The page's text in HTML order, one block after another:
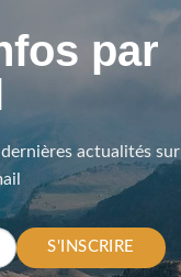
par
actualités sur
S'INSCRIRE